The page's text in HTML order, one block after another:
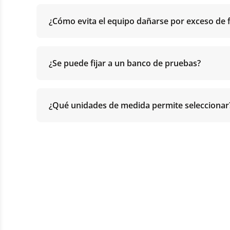
¿Cómo evita el equipo dañarse por exceso de
¿Se puede fijar a un banco de pruebas?
¿Qué unidades de medida permite